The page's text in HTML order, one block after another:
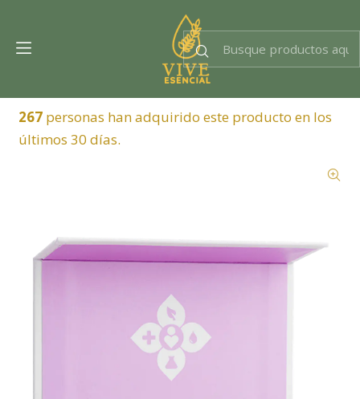
267personas han adquirido este producto en los
últimos 30 días.
Dra. EsencIAl
Experta en bienestar